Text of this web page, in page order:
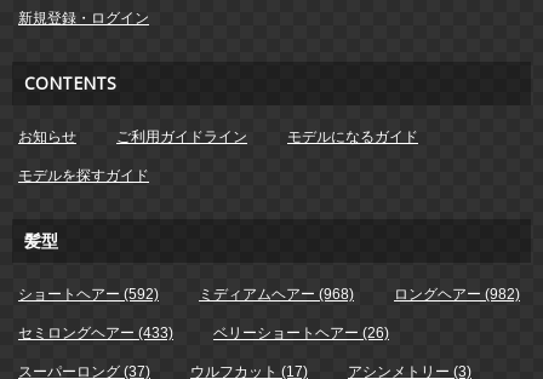
新規登録・ログイン
CONTENTS
お知らせ ご利用ガイドライン モデルになるガイド
モデルを探すガイド
髪型
ショートヘアー (592) ミディアムヘアー (968) ロングヘアー (982)
セミロングヘアー (433) ベリーショートヘアー (26)
スーパーロング (37) ウルフカット (17) アシンメトリー (3)